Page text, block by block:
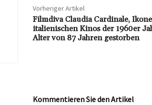
Vorheriger Artikel
Filmdiva Claudia Cardinale,
italienischen Kinos der 1960er
Alter von 87 Jahren gestorben
Kommentieren Sie den Artikel